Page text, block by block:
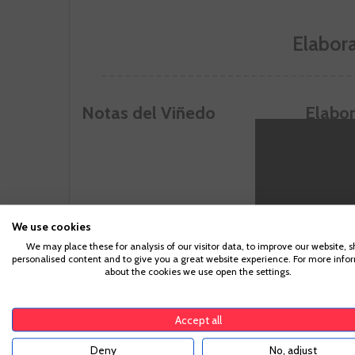
Notas del Viñedo
de las
Las dos
frutal y
realizó el
Para
suficiente
We use cookies
We may place these for analysis of our visitor data, to improve our website,
personalised content and to give you a great website experience. For more
about the cookies we use open the settings.
Accept all
Deny No, adjust